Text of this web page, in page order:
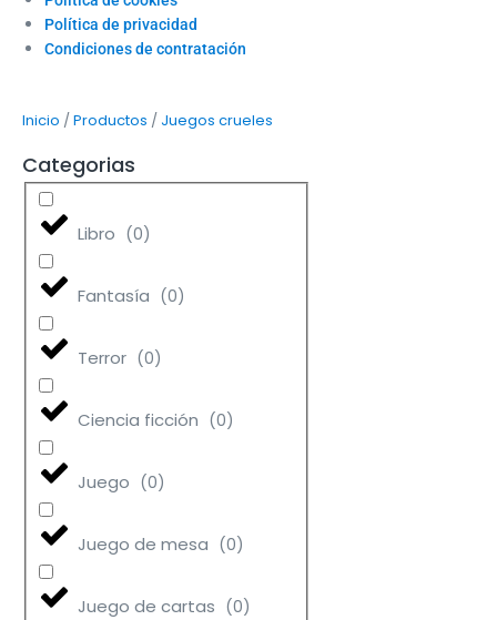
Política de privacidad
Condiciones de contratación
Inicio /Productos / Juegos crueles
Categorias
Libro (0)
Fantasía (0)
Terror (0)
Ciencia ficción (0)
Juego (0)
Juego de mesa (0)
Juego de cartas (0)